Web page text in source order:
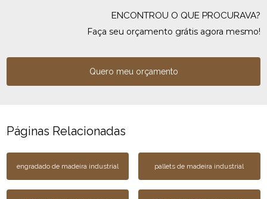
ENCONTROU O QUE PROCURAVA?
Faça seu orçamento grátis agora mesmo!
Quero meu orçamento
Páginas Relacionadas
engradado de madeira industrial pallets de madeira industrial